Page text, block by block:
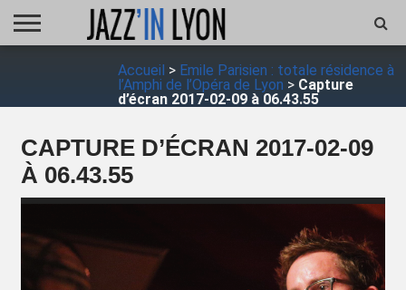
Accueil > Emile Parisien : totale résidence à
l’Amphi de l’Opéra de Lyon > Capture
d’écran 2017-02-09 à 06.43.55
CAPTURE D’ÉCRAN 2017-02-09
À 06.43.55